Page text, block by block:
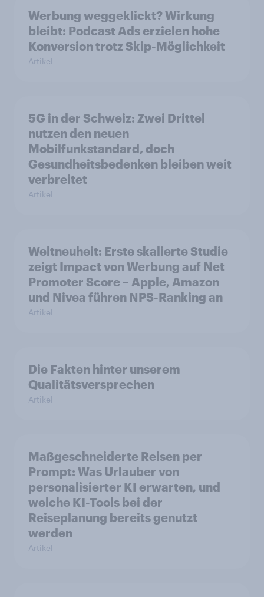
Werbung weggeklickt? Wirkung
bleibt: Podcast Ads erzielen hohe
Konversion trotz Skip-Möglichkeit
Artikel
5G in der Schweiz: Zwei Drittel
nutzen den neuen
Mobilfunkstandard, doch
Gesundheitsbedenken bleiben weit
verbreitet
Artikel
Weltneuheit: Erste skalierte Studie
zeigt Impact von Werbung auf Net
Promoter Score – Apple, Amazon
und Nivea führen NPS-Ranking an
Artikel
Die Fakten hinter unserem
Qualitätsversprechen
Artikel
Maßgeschneiderte Reisen per
Prompt: Was Urlauber von
personalisierter KI erwarten, und
welche KI-Tools bei der
Reiseplanung bereits genutzt
werden
Artikel